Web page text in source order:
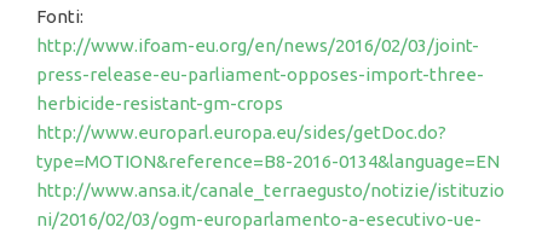
Fonti:
http://www.ifoam-eu.org/en/news/2016/02/03/joint-
press-release-eu-parliament-opposes-import-three-
herbicide-resistant-gm-crops
http://www.europarl.europa.eu/sides/getDoc.do?
type=MOTION&reference=B8-2016-0134&language=EN
http://www.ansa.it/canale_terraegusto/notizie/istituzio
ni/2016/02/03/ogm-europarlamento-a-esecutivo-ue-